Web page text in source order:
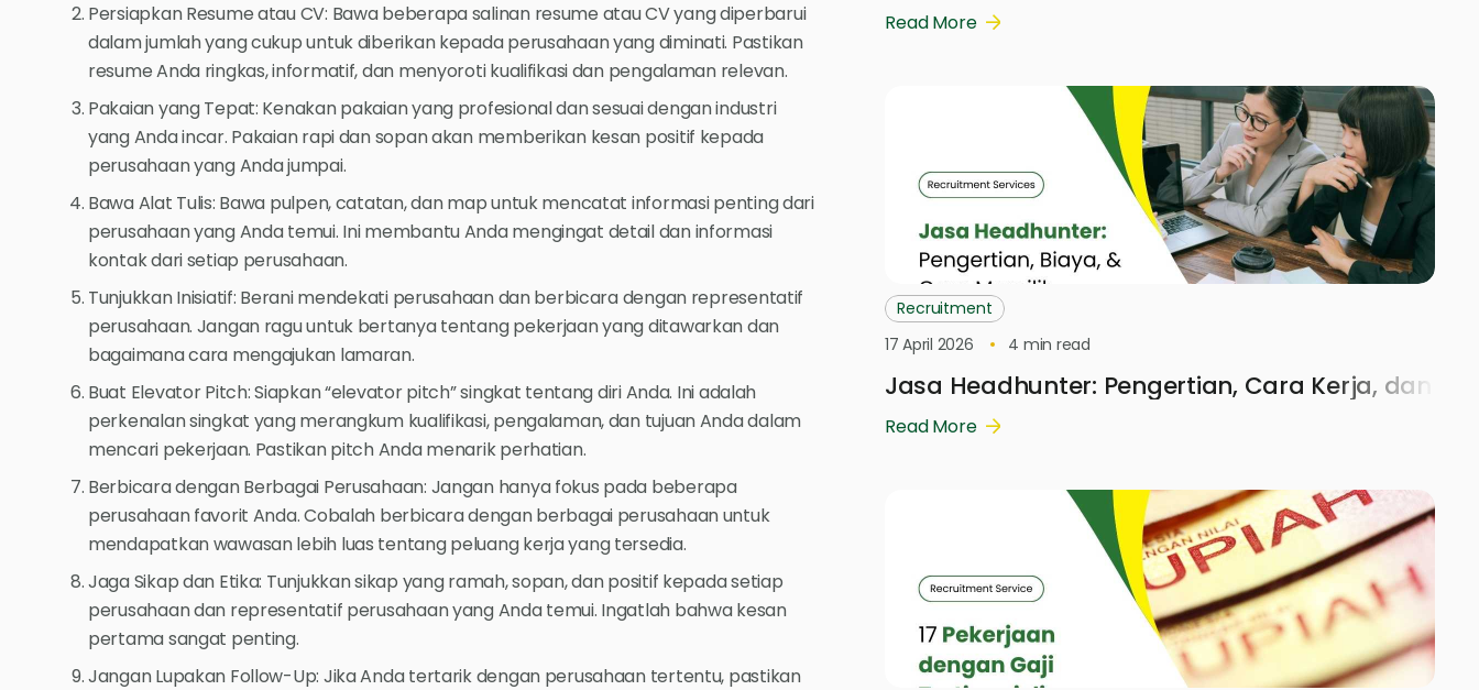
Persiapkan Resume atau CV: Bawa beberapa salinan resume atau CV yang diperbarui
dalam jumlah yang cukup untuk diberikan kepada perusahaan yang diminati. Pastikan
resume Anda ringkas, informatif, dan menyoroti kualifikasi dan pengalaman relevan.
Pakaian yang Tepat: Kenakan pakaian yang profesional dan sesuai dengan industri
yang Anda incar. Pakaian rapi dan sopan akan memberikan kesan positif kepada
perusahaan yang Anda jumpai.
Bawa Alat Tulis: Bawa pulpen, catatan, dan map untuk mencatat informasi penting dari
perusahaan yang Anda temui. Ini membantu Anda mengingat detail dan informasi
kontak dari setiap perusahaan.
Tunjukkan Inisiatif: Berani mendekati perusahaan dan berbicara dengan representatif
perusahaan. Jangan ragu untuk bertanya tentang pekerjaan yang ditawarkan dan
bagaimana cara mengajukan lamaran.
Buat Elevator Pitch: Siapkan “elevator pitch” singkat tentang diri Anda. Ini adalah
perkenalan singkat yang merangkum kualifikasi, pengalaman, dan tujuan Anda dalam
mencari pekerjaan. Pastikan pitch Anda menarik perhatian.
Berbicara dengan Berbagai Perusahaan: Jangan hanya fokus pada beberapa
perusahaan favorit Anda. Cobalah berbicara dengan berbagai perusahaan untuk
mendapatkan wawasan lebih luas tentang peluang kerja yang tersedia.
Jaga Sikap dan Etika: Tunjukkan sikap yang ramah, sopan, dan positif kepada setiap
perusahaan dan representatif perusahaan yang Anda temui. Ingatlah bahwa kesan
pertama sangat penting.
Jangan Lupakan Follow-Up: Jika Anda tertarik dengan perusahaan tertentu, pastikan
Read More
Recruitment
17 April 2026
4 min read
Jasa Headhunter: Pengertian, Cara Kerja, dan
Read More